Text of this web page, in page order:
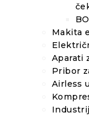
Makita
Aparati
Pribor
Airless